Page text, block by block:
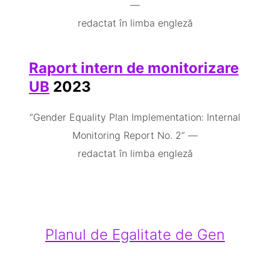
—
redactat în limba engleză
Raport intern de monitorizare
UB 2023
“Gender Equality Plan Implementation: Internal
Monitoring Report No. 2” —
redactat în limba engleză
Planul de Egalitate de Gen